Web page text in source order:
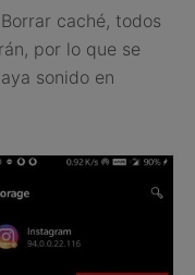
caché, todos
por lo que se
sonido en